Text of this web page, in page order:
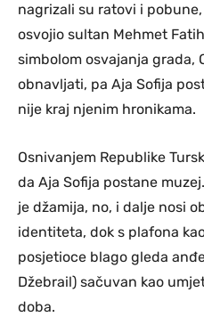
nagrizali su ratovi i
osvojio sultan Mehmet
simbolom osvajanja grada,
obnavljati, pa Aja Sofija
nije kraj njenim hronikama.
Osnivanjem Republike
da Aja Sofija postane
je džamija, no, i dalje nosi
identiteta, dok s plafona
posjetioce blago gleda
Džebrail) sačuvan kao
doba.